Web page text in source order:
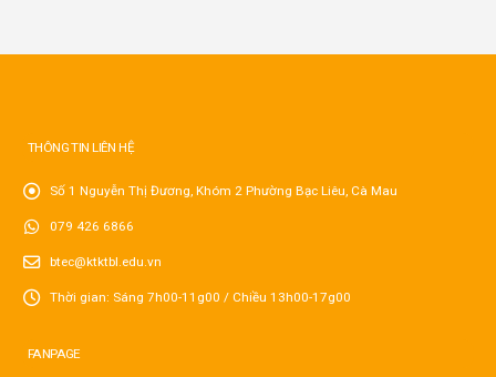
THÔNG TIN LIÊN HỆ
Số 1 Nguyễn Thị Đương, Khóm 2 Phường Bạc Liêu, Cà Mau
079 426 6866
btec@ktktbl.edu.vn
Thời gian: Sáng 7h00-11g00 / Chiều 13h00-17g00
FANPAGE